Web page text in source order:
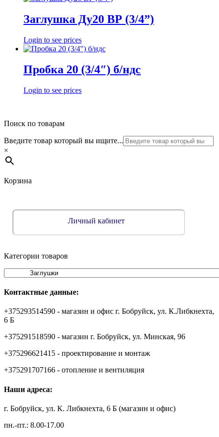
Заглушка Ду20 ВР (3/4”)
Login to see prices
Пробка 20 (3/4″) б/ндс
Login to see prices
Поиск по товарам
Введите товар который вы ищите...
×
Корзина
Личный кабинет
Категории товаров
Контактные данные:
+375293514590 - магазин и офис г. Бобруйск, ул. К.Либкнехта,
6 Б
+375291518590 - магазин г. Бобруйск, ул. Минская, 96
+375296621415 - проектирование и монтаж
+375291707166 - отопление и вентиляция
Наши адреса:
г. Бобруйск, ул. К. Либкнехта, 6 Б (магазин и офис)
пн.-пт.: 8.00-17.00